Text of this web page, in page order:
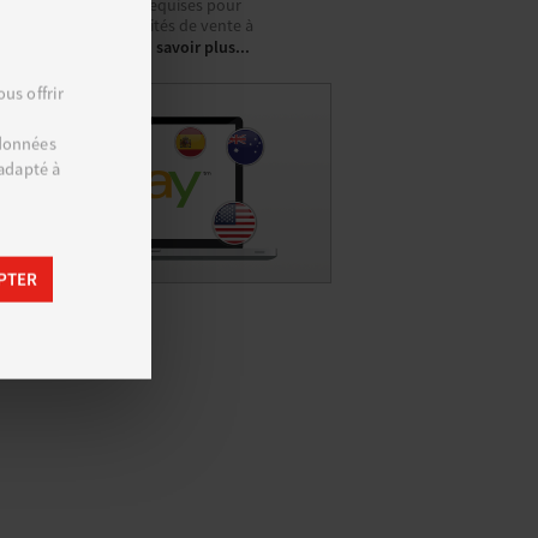
offrir
à
conditions sont requises pour
démarrer vos activités de vente à
En savoir plus...